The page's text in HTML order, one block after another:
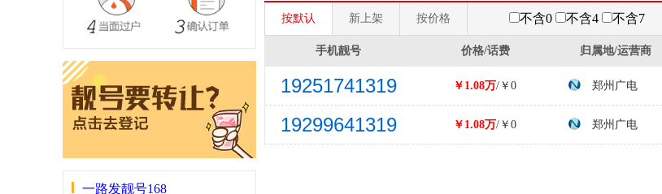
一路发靓号168
按默认 新上架 按价格 不含0 不含4 不含7
手机靓号 价格/话费 归属地/运营商
19251741319 ￥1.08万/￥0 郑州广电
19299641319 ￥1.08万/￥0 郑州广电